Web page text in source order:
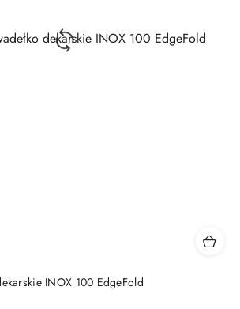
INOX 100 EdgeFold